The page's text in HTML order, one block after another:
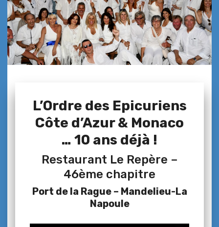
L’Ordre des Epicuriens
Côte d’Azur & Monaco
… 10 ans déjà !
Restaurant Le Repère –
46ème chapitre
Port de la Rague – Mandelieu-La
Napoule